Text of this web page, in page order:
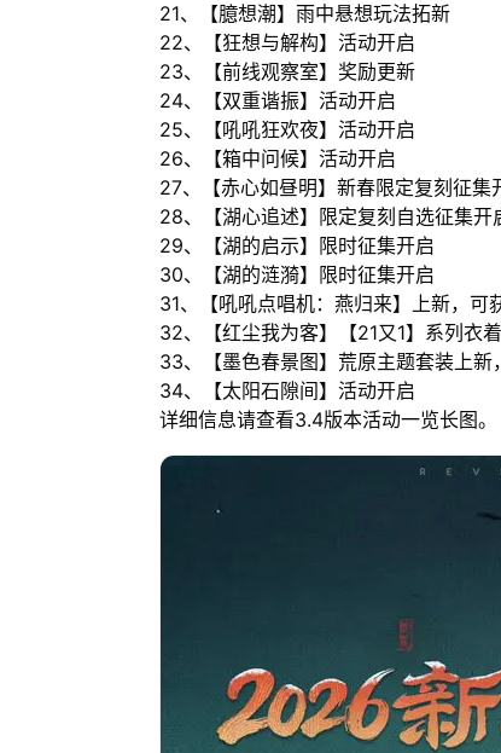
21、【臆想潮】雨中悬想玩法拓新
22、【狂想与解构】活动开启
23、【前线观察室】奖励更新
24、【双重谐振】活动开启
25、【吼吼狂欢夜】活动开启
26、【箱中问候】活动开启
27、【赤心如昼明】新春限定复刻征集
28、【湖心追述】限定复刻自选征集开
29、【湖的启示】限时征集开启
30、【湖的涟漪】限时征集开启
31、【吼吼点唱机：燕归来】上新，可
32、【红尘我为客】【21又1】系列衣
33、【墨色春景图】荒原主题套装上
34、【太阳石隙间】活动开启
详细信息请查看3.4版本活动一览长图。